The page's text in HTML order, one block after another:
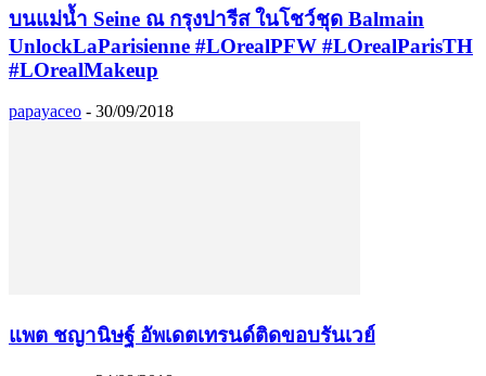
บนแม่น้ำ Seine ณ กรุงปารีส ในโชว์ชุด Balmain
UnlockLaParisienne #LOrealPFW #LOrealParisTH
#LOrealMakeup
papayaceo - 30/09/2018
แพต ชญานิษฐ์ อัพเดตเทรนด์ติดขอบรันเวย์